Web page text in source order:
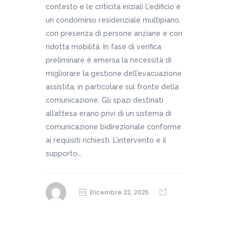
contesto e le criticità iniziali L’edificio è
un condominio residenziale multipiano,
con presenza di persone anziane e con
ridotta mobilità. In fase di verifica
preliminare è emersa la necessità di
migliorare la gestione dell’evacuazione
assistita, in particolare sul fronte della
comunicazione. Gli spazi destinati
all’attesa erano privi di un sistema di
comunicazione bidirezionale conforme
ai requisiti richiesti. L’intervento e il
supporto...
Dicembre 22, 2025